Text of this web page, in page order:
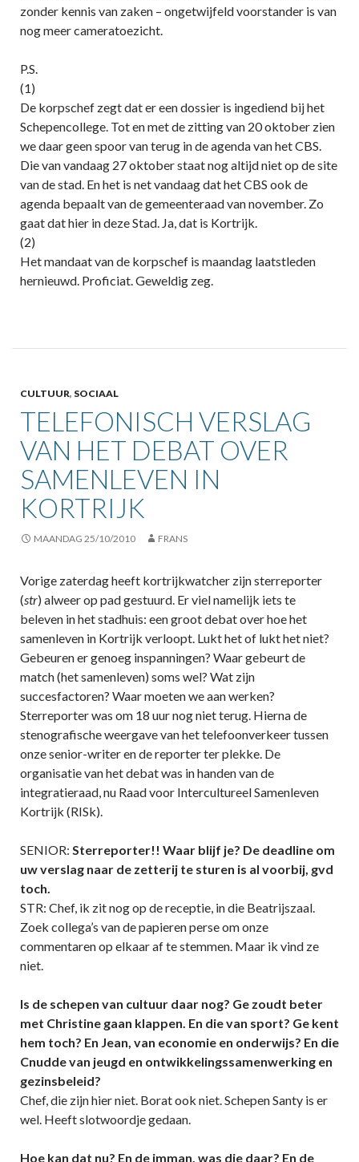
zonder kennis van zaken – ongetwijfeld voorstander is van
nog meer cameratoezicht.
P.S.
(1)
De korpschef zegt dat er een dossier is ingediend bij het
Schepencollege. Tot en met de zitting van 20 oktober zien
we daar geen spoor van terug in de agenda van het CBS.
Die van vandaag 27 oktober staat nog altijd niet op de site
van de stad. En het is net vandaag dat het CBS ook de
agenda bepaalt van de gemeenteraad van november. Zo
gaat dat hier in deze Stad. Ja, dat is Kortrijk.
(2)
Het mandaat van de korpschef is maandag laatstleden
hernieuwd. Proficiat. Geweldig zeg.
CULTUUR, SOCIAAL
TELEFONISCH VERSLAG
VAN HET DEBAT OVER
SAMENLEVEN IN
KORTRIJK
MAANDAG 25/10/2010 FRANS
Vorige zaterdag heeft kortrijkwatcher zijn sterreporter
(str) alweer op pad gestuurd. Er viel namelijk iets te
beleven in het stadhuis: een groot debat over hoe het
samenleven in Kortrijk verloopt. Lukt het of lukt het niet?
Gebeuren er genoeg inspanningen? Waar gebeurt de
match (het samenleven) soms wel? Wat zijn
succesfactoren? Waar moeten we aan werken?
Sterreporter was om 18 uur nog niet terug. Hierna de
stenografische weergave van het telefoonverkeer tussen
onze senior-writer en de reporter ter plekke. De
organisatie van het debat was in handen van de
integratieraad, nu Raad voor Intercultureel Samenleven
Kortrijk (RISk).
SENIOR: Sterreporter!! Waar blijf je? De deadline om
uw verslag naar de zetterij te sturen is al voorbij, gvd
toch.
STR: Chef, ik zit nog op de receptie, in die Beatrijszaal.
Zoek collega’s van de papieren perse om onze
commentaren op elkaar af te stemmen. Maar ik vind ze
niet.
Is de schepen van cultuur daar nog? Ge zoudt beter
met Christine gaan klappen. En die van sport? Ge kent
hem toch? En Jean, van economie en onderwijs? En die
Cnudde van jeugd en ontwikkelingssamenwerking en
gezinsbeleid?
Chef, die zijn hier niet. Borat ook niet. Schepen Santy is er
wel. Heeft slotwoordje gedaan.
Hoe kan dat nu? En de imman, was die daar? En de